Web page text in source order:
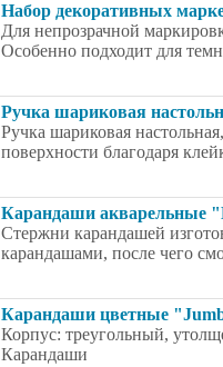
Набор декоративных
Для непрозрачной
Особенно подходит для
Ручка шариковая
Ручка шариковая
поверхности благодаря
Карандаши акварельные
Стержни карандашей
карандашами, после чего
Карандаши цветные
Корпус: треугольный,
Карандаши